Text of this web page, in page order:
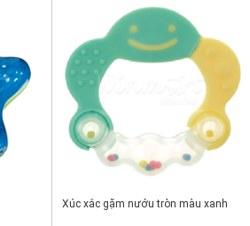
Xúc xắc gặm nướu tròn màu xanh